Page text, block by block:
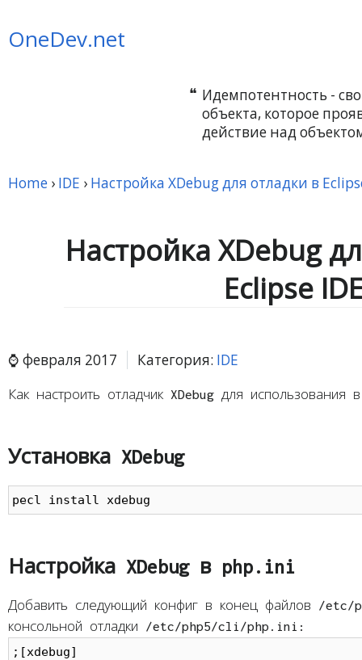
OneDev.net
Идемпотентность -
объекта, которое
действие над
Home › IDE › Настройка XDebug для отладки в
Настройка XDebug
Eclipse
февраля 2017 Категория: IDE
Как настроить отладчик XDebug для
Установка XDebug
pecl install xdebug
Настройка XDebug в php.ini
Добавить следующий конфиг в конец файлов /
консольной отладки /etc/php5/cli/php.ini:
;[xdebug]